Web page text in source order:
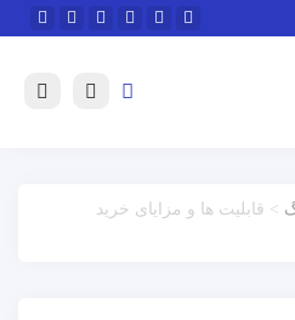
> قابلیت ها و مزایای خرید